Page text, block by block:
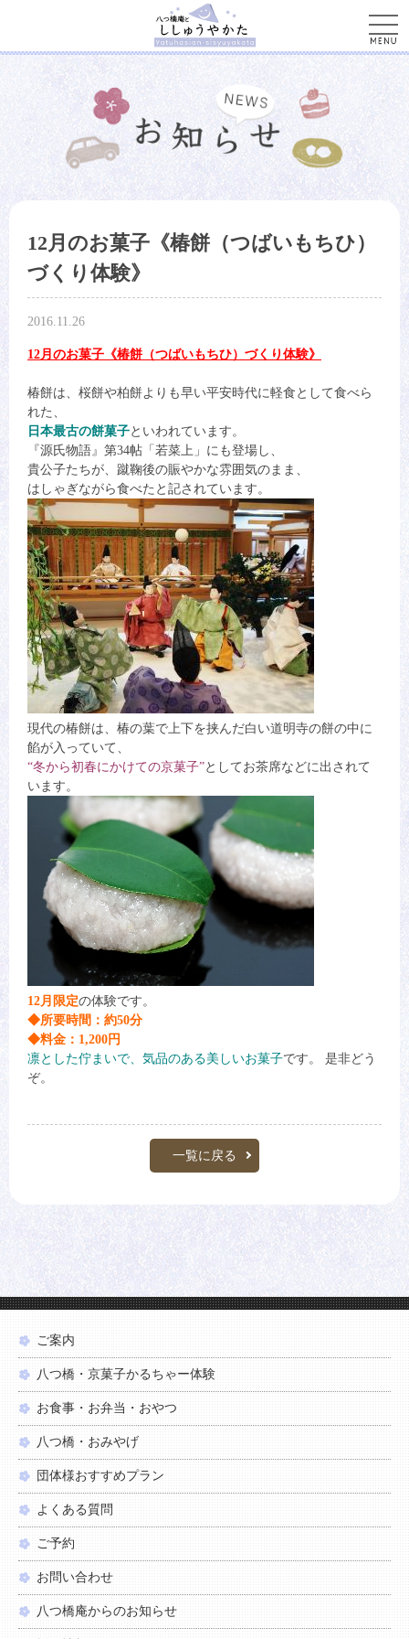
12月のお菓子《椿餅（つばいもちひ）
づくり体験》
2016.11.26
12月のお菓子《椿餅（つばいもちひ）づくり体験》
椿餅は、桜餅や柏餅よりも早い平安時代に軽食として食べら
れた、
日本最古の餅菓子といわれています。
『源氏物語』第34帖「若菜上」にも登場し、
貴公子たちが、蹴鞠後の賑やかな雰囲気のまま、
はしゃぎながら食べたと記されています。
現代の椿餅は、椿の葉で上下を挟んだ白い道明寺の餅の中に
餡が入っていて、
“冬から初春にかけての京菓子”としてお茶席などに出されて
います。
12月限定の体験です。
◆所要時間：約50分
◆料金：1,200円
凛とした佇まいで、気品のある美しいお菓子です。 是非どう
ぞ。
一覧に戻る
ご案内
八つ橋・京菓子かるちゃー体験
お食事・お弁当・おやつ
八つ橋・おみやげ
団体様おすすめプラン
よくある質問
ご予約
お問い合わせ
八つ橋庵からのお知らせ